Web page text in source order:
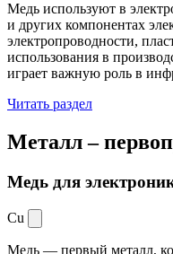
Медь используют в
и других компонентах
электропроводности,
использования в
играет важную роль в
Читать раздел
Металл –
Медь для
Cu
Медь — первый металл,